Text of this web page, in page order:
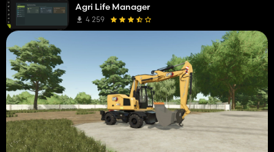
Agri Life Manager
4 259